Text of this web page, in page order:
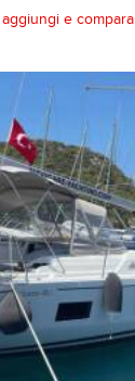
aggiungi e compara